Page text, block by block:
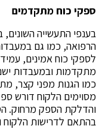
ספקי כוח מתקדמים
בענפי התעשייה
הרפואה, כמו גם
לספקי כוח אמינים,
מתקדמות ובמעבדות
כמו הגנות מפני קצר,
מסוימים הלקוח דורש
והדלקת הספק מרחוק.
בהתאם לדרישות הלקוח